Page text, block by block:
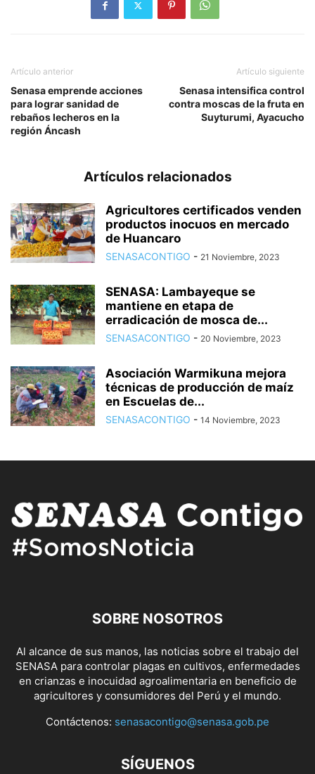
Artículo anterior
Senasa emprende acciones
para lograr sanidad de
rebaños lecheros en la
región Áncash
Artículo siguiente
Senasa intensifica control
contra moscas de la fruta en
Suyturumi, Ayacucho
Artículos relacionados
Agricultores certificados venden
productos inocuos en mercado
de Huancaro
SENASACONTIGO - 21 Noviembre, 2023
SENASA: Lambayeque se
mantiene en etapa de
erradicación de mosca de...
SENASACONTIGO - 20 Noviembre, 2023
Asociación Warmikuna mejora
técnicas de producción de maíz
en Escuelas de...
SENASACONTIGO - 14 Noviembre, 2023
SOBRE NOSOTROS
Al alcance de sus manos, las noticias sobre el trabajo del
SENASA para controlar plagas en cultivos, enfermedades
en crianzas e inocuidad agroalimentaria en beneficio de
agricultores y consumidores del Perú y el mundo.
Contáctenos: senasacontigo@senasa.gob.pe
SÍGUENOS